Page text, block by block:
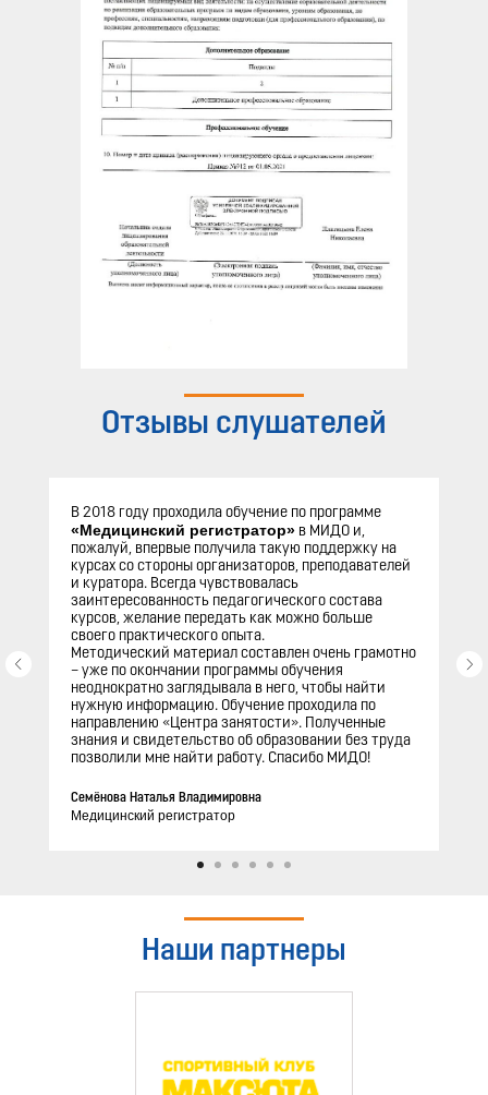
Отзывы слушателей
В 2018 году проходила обучение по программе
«Медицинский регистратор» в МИДО и,
пожалуй, впервые получила такую поддержку на
курсах со стороны организаторов, преподавателей
и куратора. Всегда чувствовалась
заинтересованность педагогического состава
курсов, желание передать как можно больше
своего практического опыта.
Методический материал составлен очень грамотно
– уже по окончании программы обучения
неоднократно заглядывала в него, чтобы найти
нужную информацию. Обучение проходила по
направлению «Центра занятости». Полученные
знания и свидетельство об образовании без труда
позволили мне найти работу. Спасибо МИДО!
Семёнова Наталья Владимировна
Медицинский регистратор
Наши партнеры